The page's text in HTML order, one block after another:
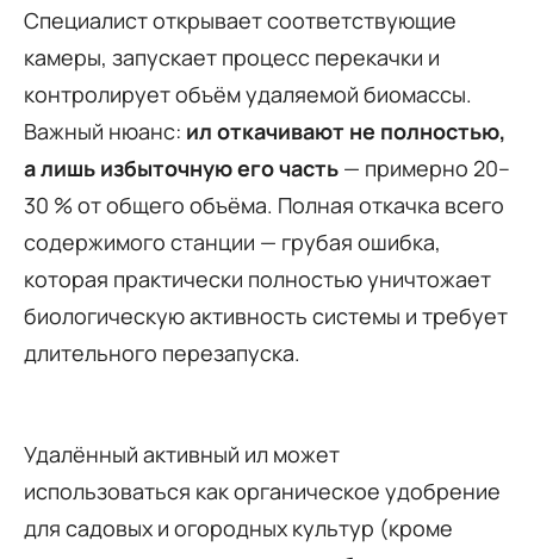
Специалист открывает соответствующие
камеры, запускает процесс перекачки и
контролирует объём удаляемой биомассы.
Важный нюанс: ил откачивают не полностью,
а лишь избыточную его часть — примерно 20–
30 % от общего объёма. Полная откачка всего
содержимого станции — грубая ошибка,
которая практически полностью уничтожает
биологическую активность системы и требует
длительного перезапуска.
Удалённый активный ил может
использоваться как органическое удобрение
для садовых и огородных культур (кроме